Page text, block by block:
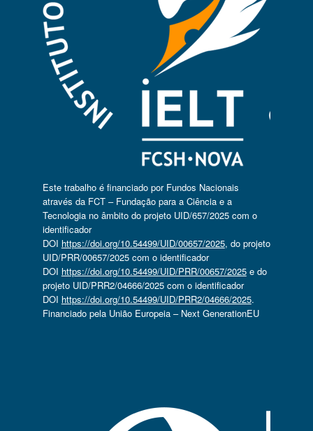
Este trabalho é financiado por Fundos Nacionais
através da FCT – Fundação para a Ciência e a
Tecnologia no âmbito do projeto UID/657/2025 com o
identificador
DOI https://doi.org/10.54499/UID/00657/2025, do projeto
UID/PRR/00657/2025 com o identificador
DOI https://doi.org/10.54499/UID/PRR/00657/2025e do
projeto UID/PRR2/04666/2025 com o identificador
DOI https://doi.org/10.54499/UID/PRR2/04666/2025.
Financiado pela União Europeia – Next GenerationEU